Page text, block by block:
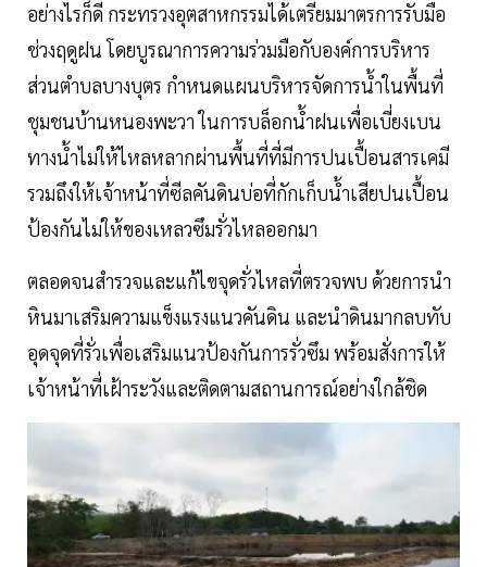
อย่างไรก็ดี กระทรวงอุตสาหกรรมได้เตรียมมาตรการรับมือ
ช่วงฤดูฝน โดยบูรณาการความร่วมมือกับองค์การบริหาร
ส่วนตำบลบางบุตร กำหนดแผนบริหารจัดการน้ำในพื้นที่
ชุมชนบ้านหนองพะวา ในการบล็อกน้ำฝนเพื่อเบี่ยงเบน
ทางน้ำไม่ให้ไหลหลากผ่านพื้นที่ที่มีการปนเปื้อนสารเคมี
รวมถึงให้เจ้าหน้าที่ซีลคันดินบ่อที่กักเก็บน้ำเสียปนเปื้อน
ป้องกันไม่ให้ของเหลวซึมรั่วไหลออกมา
ตลอดจนสำรวจและแก้ไขจุดรั่วไหลที่ตรวจพบ ด้วยการนำ
หินมาเสริมความแข็งแรงแนวคันดิน และนำดินมากลบทับ
อุดจุดที่รั่วเพื่อเสริมแนวป้องกันการรั่วซึม พร้อมสั่งการให้
เจ้าหน้าที่เฝ้าระวังและติดตามสถานการณ์อย่างใกล้ชิด